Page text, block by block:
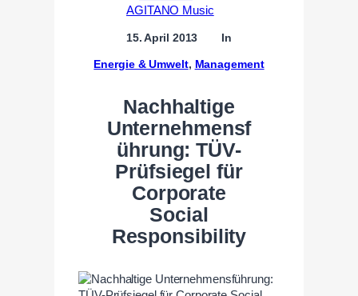
15. April 2013 In
Energie & Umwelt, Management
Nachhaltige
Unternehmensf
ührung: TÜV-
Prüfsiegel für
Corporate
Social
Responsibility